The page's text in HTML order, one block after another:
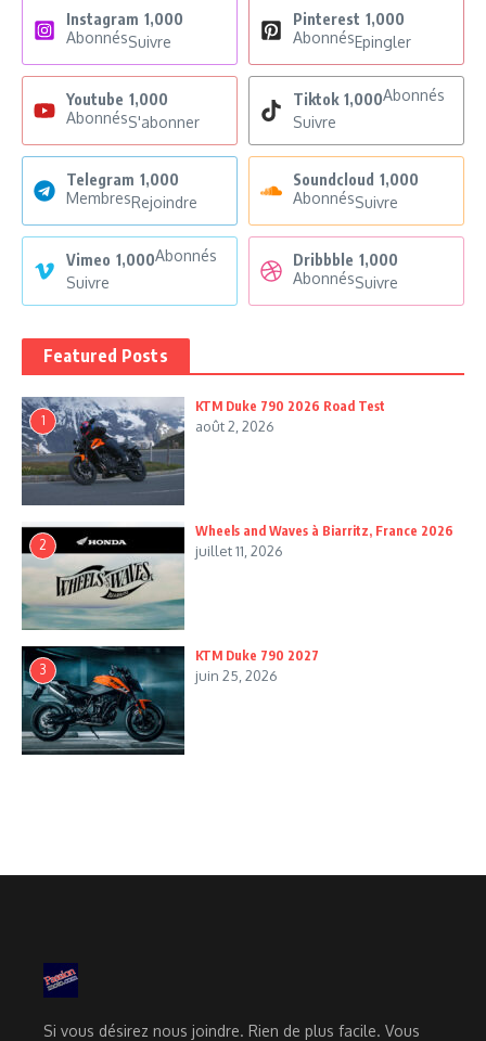
Instagram 1,000
AbonnésSuivre
Pinterest 1,000
AbonnésEpingler
Youtube 1,000
AbonnésS'abonner
Tiktok 1,000Abonnés
Suivre
Telegram 1,000
MembresRejoindre
Soundcloud 1,000
AbonnésSuivre
Vimeo 1,000Abonnés
Suivre
Dribbble 1,000
AbonnésSuivre
Featured Posts
1
KTM Duke 790 2026 Road Test
août 2, 2026
2
Wheels and Waves à Biarritz, France 2026
juillet 11, 2026
3
KTM Duke 790 2027
juin 25, 2026
Si vous désirez nous joindre. Rien de plus facile. Vous